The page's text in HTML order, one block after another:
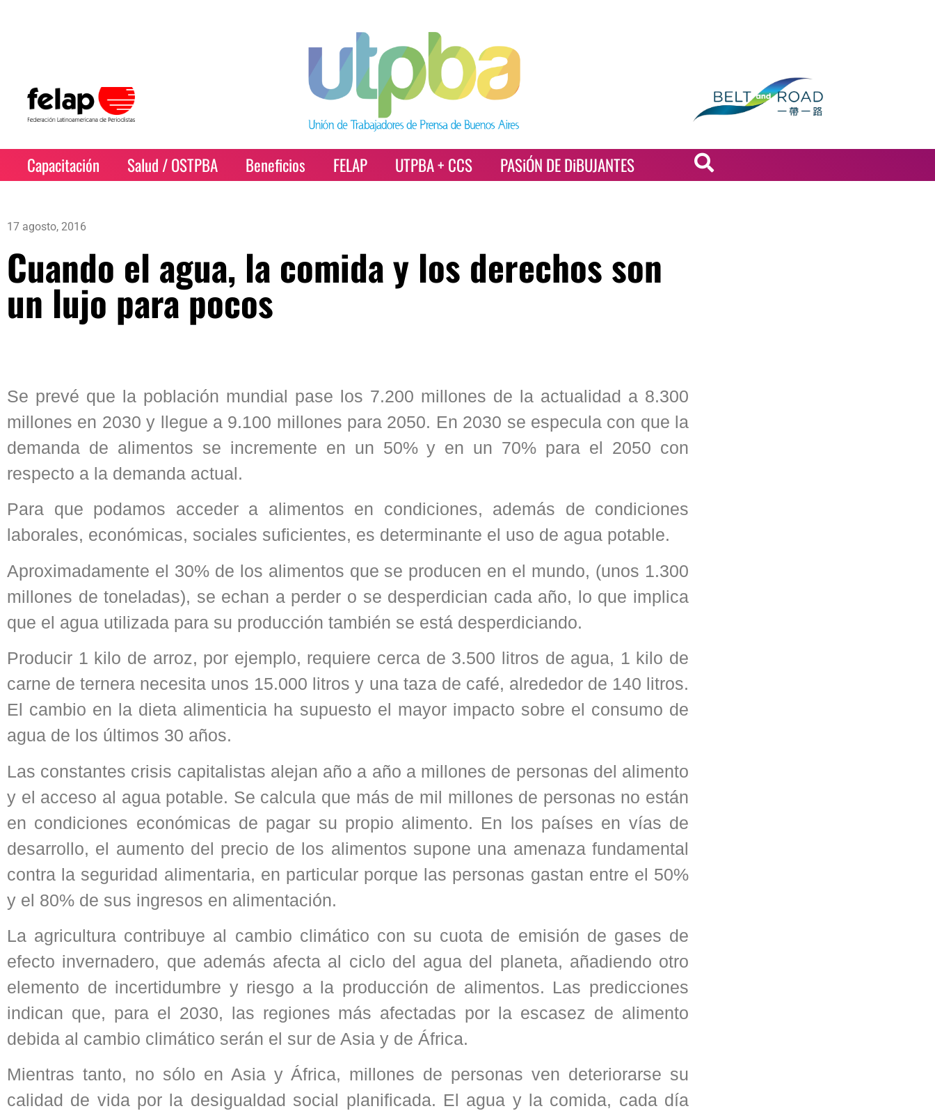
Capacitación Salud / OSTPBA Beneficios FELAP UTPBA + CCS PASiÓN DE DiBUJANTES
17 agosto, 2016
Cuando el agua, la comida y los derechos son
un lujo para pocos
Se prevé que la población mundial pase los 7.200 millones de la actualidad a 8.300
millones en 2030 y llegue a 9.100 millones para 2050. En 2030 se especula con que la
demanda de alimentos se incremente en un 50% y en un 70% para el 2050 con
respecto a la demanda actual.
Para que podamos acceder a alimentos en condiciones, además de condiciones
laborales, económicas, sociales suficientes, es determinante el uso de agua potable.
Aproximadamente el 30% de los alimentos que se producen en el mundo, (unos 1.300
millones de toneladas), se echan a perder o se desperdician cada año, lo que implica
que el agua utilizada para su producción también se está desperdiciando.
Producir 1 kilo de arroz, por ejemplo, requiere cerca de 3.500 litros de agua, 1 kilo de
carne de ternera necesita unos 15.000 litros y una taza de café, alrededor de 140 litros.
El cambio en la dieta alimenticia ha supuesto el mayor impacto sobre el consumo de
agua de los últimos 30 años.
Las constantes crisis capitalistas alejan año a año a millones de personas del alimento
y el acceso al agua potable. Se calcula que más de mil millones de personas no están
en condiciones económicas de pagar su propio alimento. En los países en vías de
desarrollo, el aumento del precio de los alimentos supone una amenaza fundamental
contra la seguridad alimentaria, en particular porque las personas gastan entre el 50%
y el 80% de sus ingresos en alimentación.
La agricultura contribuye al cambio climático con su cuota de emisión de gases de
efecto invernadero, que además afecta al ciclo del agua del planeta, añadiendo otro
elemento de incertidumbre y riesgo a la producción de alimentos. Las predicciones
indican que, para el 2030, las regiones más afectadas por la escasez de alimento
debida al cambio climático serán el sur de Asia y de África.
Mientras tanto, no sólo en Asia y África, millones de personas ven deteriorarse su
calidad de vida por la desigualdad social planificada. El agua y la comida, cada día